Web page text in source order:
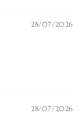
28/07/2026
28/07/2026